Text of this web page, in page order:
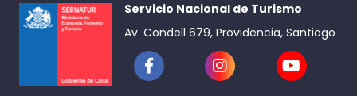
Servicio Nacional de Turismo
Av. Condell 679, Providencia, Santiago